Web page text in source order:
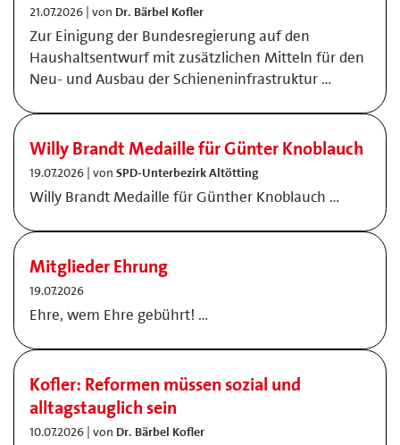
21.07.2026 | von Dr. Bärbel Kofler
Zur Einigung der Bundesregierung auf den
Haushaltsentwurf mit zusätzlichen Mitteln für den
Neu- und Ausbau der Schieneninfrastruktur …
Willy Brandt Medaille für Günter Knoblauch
19.07.2026 | von SPD-Unterbezirk Altötting
Willy Brandt Medaille für Günther Knoblauch …
Mitglieder Ehrung
19.07.2026
Ehre, wem Ehre gebührt! …
Kofler: Reformen müssen sozial und
alltagstauglich sein
10.07.2026 | von Dr. Bärbel Kofler